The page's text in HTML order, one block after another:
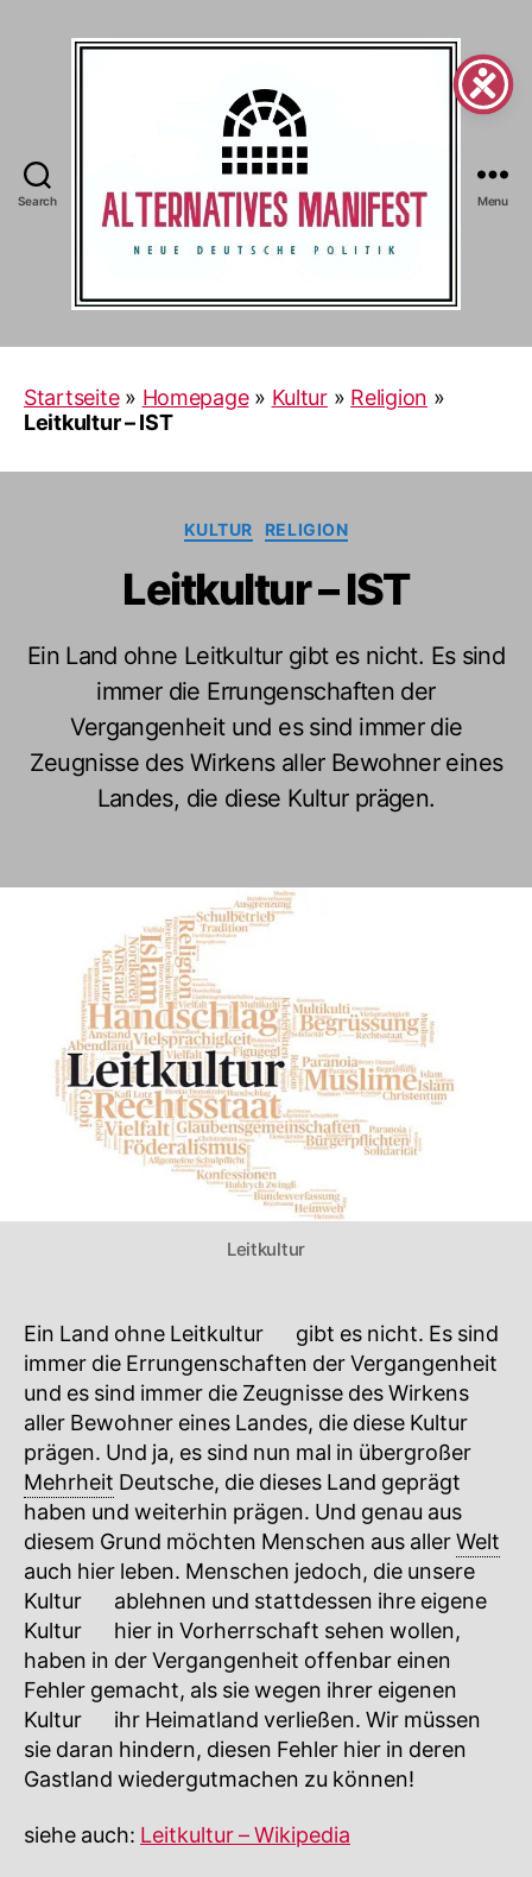
Search
Manifest
Menu
Startseite» Homepage» Kultur» Religion »
Leitkultur – IST
Categories
KULTUR RELIGION
Leitkultur – IST
Ein Land ohne Leitkultur gibt es nicht. Es sind
immer die Errungenschaften der
Vergangenheit und es sind immer die
Zeugnisse des Wirkens aller Bewohner eines
Landes, die diese Kultur prägen.
Leitkultur
Ein Land ohne Leitkultur
gibt es nicht. Es sind
immer die Errungenschaften der Vergangenheit
und es sind immer die Zeugnisse des Wirkens
aller Bewohner eines Landes, die diese Kultur
prägen. Und ja, es sind nun mal in übergroßer
Mehrheit Deutsche, die dieses Land geprägt
haben und weiterhin prägen. Und genau aus
diesem Grund möchten Menschen aus allerWelt
auch hier leben. Menschen jedoch, die unsere
Kultur
ablehnen und stattdessen ihre eigene
Kultur
hier in Vorherrschaft sehen wollen,
haben in der Vergangenheit offenbar einen
Fehler gemacht, als sie wegen ihrer eigenen
Kultur
ihr Heimatland verließen. Wir müssen
sie daran hindern, diesen Fehler hier in deren
Gastland wiedergutmachen zu können!
siehe auch: Leitkultur – Wikipedia